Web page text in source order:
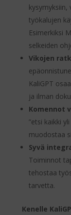
kysymyksiin,
työkalujen
Esimerkiksi
selkeiden
Vikojen
KaliGPT
ja ilman
Komennot
”etsi kaikki
muodostaa
Syvä
Toiminnot
tehostaa
tarvetta.
Kenelle